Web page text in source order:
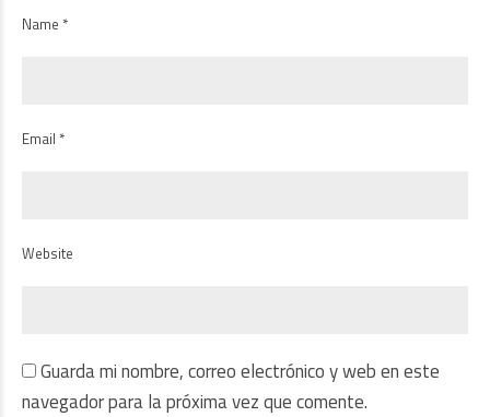
Name *
Email *
Website
Guarda mi nombre, correo electrónico y web en este
navegador para la próxima vez que comente.